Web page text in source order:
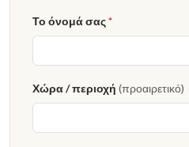
Το όνομά σας*
Χώρα / περιοχή (προαιρετικό)